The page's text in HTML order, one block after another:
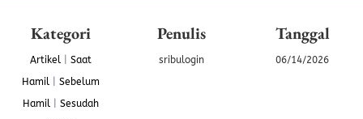
Kategori
Artikel| Saat
Hamil| Sebelum
Hamil| Sesudah
Penulis
sribulogin
Tanggal
06/14/2026